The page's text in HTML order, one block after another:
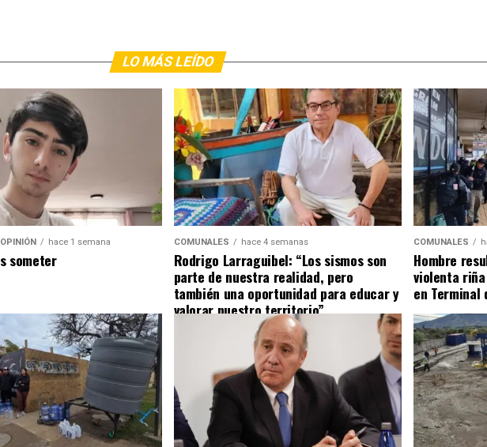
LO MÁS LEÍDO
hace 1 semana
someter
COMUNALES hace 4 semanas
Rodrigo Larraguibel: “Los sismos son
parte de nuestra realidad, pero
también una oportunidad para educar y
valorar nuestro territorio”
COMUNALES
Hombre
violenta
en Terminal